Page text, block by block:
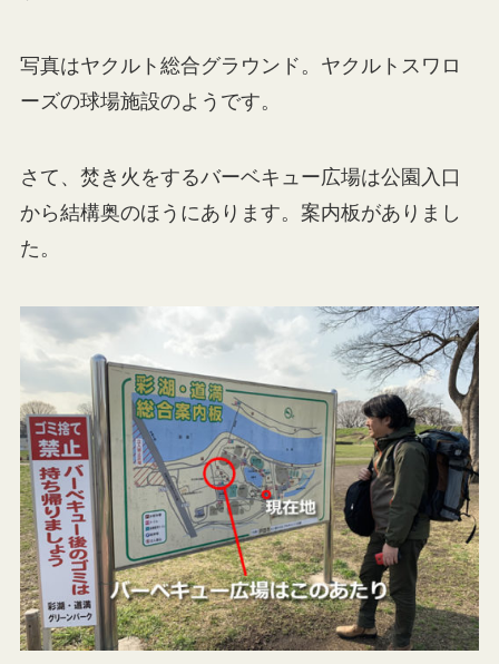
写真はヤクルト総合グラウンド。ヤクルトスワロ
ーズの球場施設のようです。
さて、焚き火をするバーベキュー広場は公園入口
から結構奥のほうにあります。案内板がありまし
た。